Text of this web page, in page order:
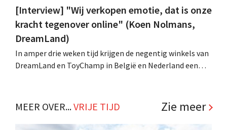
[Interview] "Wij verkopen emotie, dat is onze
kracht tegenover online" (Koen Nolmans,
DreamLand)
In amper drie weken tijd krijgen de negentig winkels van
DreamLand en ToyChamp in België en Nederland een
gaan we terugverdienen," zegt CEO Koen Nolmans. .
MEER OVER...VRIJE TIJD Zie meer